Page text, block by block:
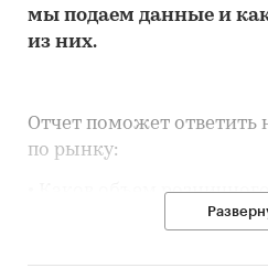
мы подаем данные и
из них.
Отчет поможет ответить
по рынку:
• Каков объем
парфюмерии в Орловской
России?